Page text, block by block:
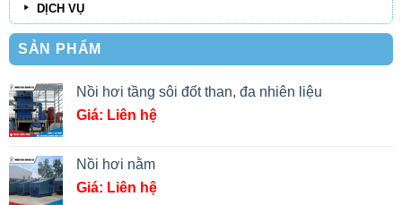
DỊCH VỤ
SẢN PHẨM
Nồi hơi tầng sôi đốt than, đa nhiên liệu
Giá: Liên hệ
Nồi hơi nằm
Giá: Liên hệ